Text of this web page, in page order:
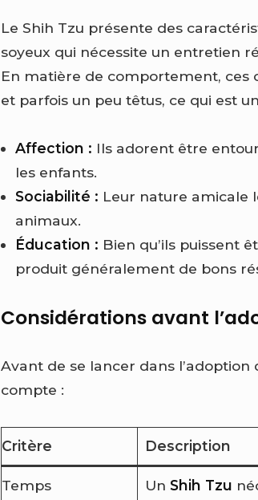
Le Shih Tzu présente des
soyeux qui nécessite un entretien
En matière de comportement, ces
et parfois un peu têtus, ce qui est
Affection : Ils adorent être
les enfants.
Sociabilité : Leur nature amicale
animaux.
Éducation : Bien qu’ils puissent
produit généralement de bons
Considérations avant
Avant de se lancer dans l’adoption
compte :
Critère Description
Temps
Un Shih Tzu